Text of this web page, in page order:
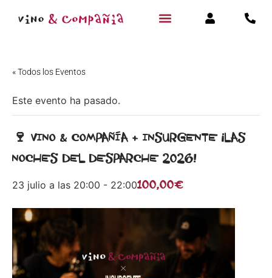
« Todos los Eventos
Este evento ha pasado.
🍷 VINO & COMPAÑÍA + INSURGENTE ¡LAS
NOCHES DEL DESPARCHE 2026!
23 julio a las 20:00 - 22:00100,00€